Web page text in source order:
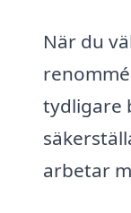
När du
tydligare
arbetar